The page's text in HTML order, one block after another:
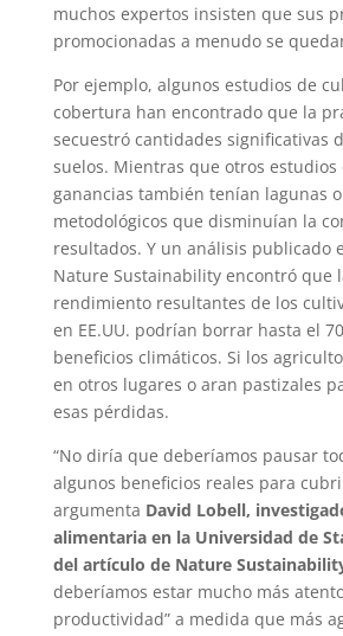
muchos expertos insisten que sus
promocionadas a menudo se
Por ejemplo, algunos estudios de
cobertura han encontrado que la
secuestró cantidades significativas
suelos. Mientras que otros
ganancias también tenían lagunas
metodológicos que disminuían la
resultados. Y un análisis publicado
Nature Sustainability encontró que
rendimiento resultantes de los
en EE.UU. podrían borrar hasta el
beneficios climáticos. Si los
en otros lugares o aran pastizales
esas pérdidas.
“No diría que deberíamos pausar
algunos beneficios reales para
argumenta David Lobell,
alimentaria en la Universidad de
del artículo de Nature
deberíamos estar mucho más
productividad” a medida que más